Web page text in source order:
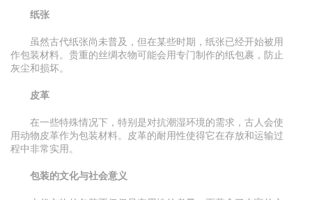
纸张
虽然古代纸张尚未普及，但在某些时期，纸张已经开始被用
作包装材料。贵重的丝绸衣物可能会用专门制作的纸包裹，防止
灰尘和损坏。
皮革
在一些特殊情况下，特别是对抗潮湿环境的需求，古人会使
用动物皮革作为包装材料。皮革的耐用性使得它在存放和运输过
程中非常实用。
包装的文化与社会意义